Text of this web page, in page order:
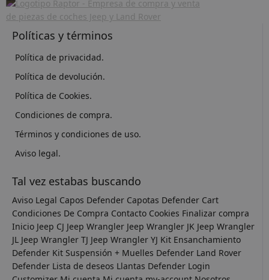
Políticas y términos
Política de privacidad.
Política de devolución.
Política de Cookies.
Condiciones de compra.
Términos y condiciones de uso.
Aviso legal.
Tal vez estabas buscando
Aviso Legal Capos Defender Capotas Defender Cart
Condiciones De Compra Contacto Cookies Finalizar compra
Inicio Jeep CJ Jeep Wrangler Jeep Wrangler JK Jeep Wrangler
JL Jeep Wrangler TJ Jeep Wrangler YJ Kit Ensanchamiento
Defender Kit Suspensión + Muelles Defender Land Rover
Defender Lista de deseos Llantas Defender Login